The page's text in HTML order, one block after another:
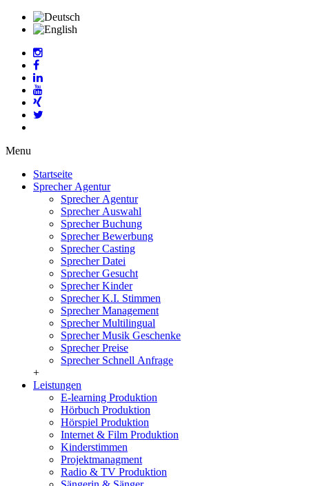
Menu
Startseite
Sprecher Agentur
Sprecher Agentur
Sprecher Auswahl
Sprecher Buchung
Sprecher Bewerbung
Sprecher Casting
Sprecher Datei
Sprecher Gesucht
Sprecher Kinder
Sprecher K.I. Stimmen
Sprecher Management
Sprecher Multilingual
Sprecher Musik Geschenke
Sprecher Preise
Sprecher Schnell Anfrage
+
Leistungen
E-learning Produktion
Hörbuch Produktion
Hörspiel Produktion
Internet & Film Produktion
Kinderstimmen
Projektmanagment
Radio & TV Produktion